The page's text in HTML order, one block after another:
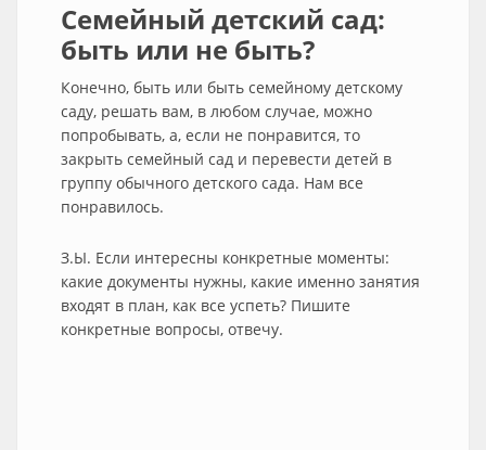
Семейный детский сад:
быть или не быть?
Конечно, быть или быть семейному детскому
саду, решать вам, в любом случае, можно
попробывать, а, если не понравится, то
закрыть семейный сад и перевести детей в
группу обычного детского сада. Нам все
понравилось.
З.Ы. Если интересны конкретные моменты:
какие документы нужны, какие именно занятия
входят в план, как все успеть? Пишите
конкретные вопросы, отвечу.